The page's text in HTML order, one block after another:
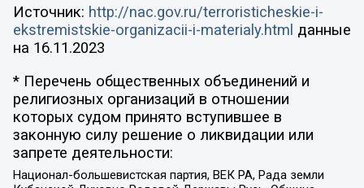
Источник: http://nac.gov.ru/terroristicheskie-i-
ekstremistskie-organizacii-i-materialy.html данные
на 16.11.2023
* Перечень общественных объединений и
религиозных организаций в отношении
которых судом принято вступившее в
законную силу решение о ликвидации или
запрете деятельности:
Национал-большевистская партия, ВЕК РА, Рада земли